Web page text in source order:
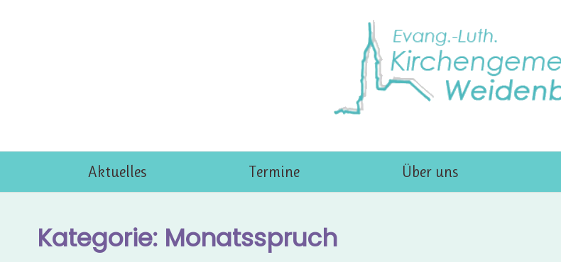
Aktuelles Termine Über uns
Kategorie: Monatsspruch